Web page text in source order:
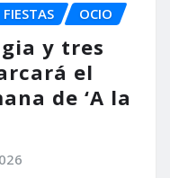
FIESTAS OCIO
y tres
el
de ‘A la